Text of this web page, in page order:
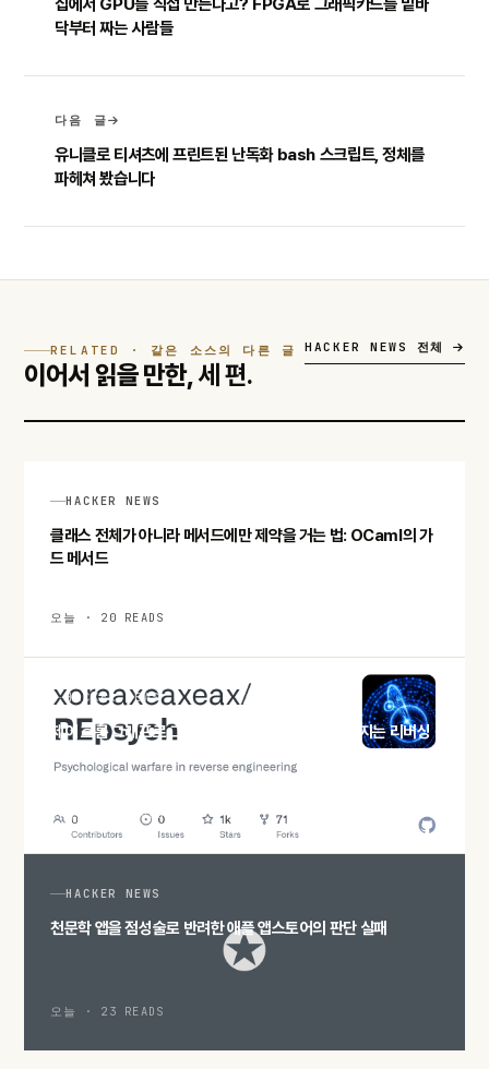
닥부터 짜는 사람들
다음 글
유니클로 티셔츠에 프린트된 난독화 bash 스크립트, 정체를
파헤쳐 봤습니다
RELATED · 같은 소스의 다른 글
이어서 읽을 만한,세 편.
HACKER NEWS 전체
HACKER NEWS
클래스 전체가 아니라 메서드에만 제약을 거는 법: OCaml의 가
드 메서드
오늘 · 20 READS
HACKER NEWS
제어 흐름 그래프로 그림을 그리다: REpsych가 던지는 리버싱
오늘 · 23 READS
HACKER NEWS
천문학 앱을 점성술로 반려한 애플 앱스토어의 판단 실패
오늘 · 23 READS